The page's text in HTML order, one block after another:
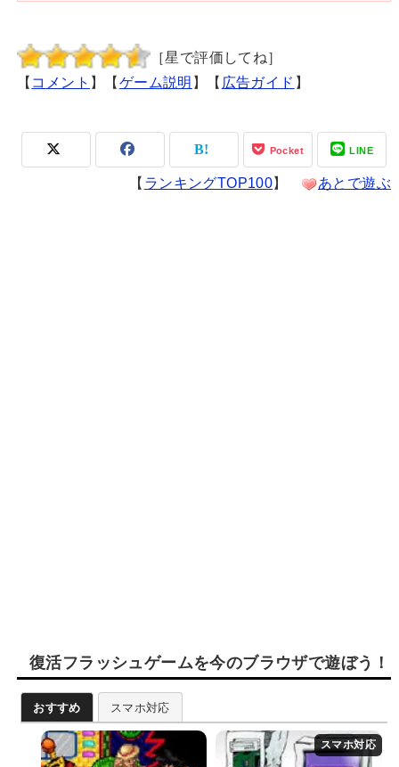
［星で評価してね］
【 コメント 】【 ゲーム説明 】【 広告ガイド 】
Pocket LINE
【 ランキングTOP100】 あとで遊ぶ
復活フラッシュゲームを今のブラウザで遊ぼう！
おすすめ スマホ対応